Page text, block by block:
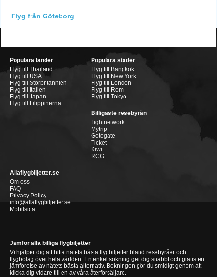
Flyg från Göteborg
Populära länder
Flyg till Thailand
Flyg till USA
Flyg till Storbritannien
Flyg till Italien
Flyg till Japan
Flyg till Filippinerna
Populära städer
Flyg till Bangkok
Flyg till New York
Flyg till London
Flyg till Rom
Flyg till Tokyo
Billigaste resebyrån
flightnetwork
Mytrip
Gotogate
Ticket
Kiwi
RCG
Allaflygbiljetter.se
Om oss
FAQ
Privacy Policy
info@allaflygbiljetter.se
Mobilsida
Jämför alla billiga flygbiljetter
Vi hjälper dig att hitta nätets bästa flygbiljetter bland resebyråer och
flygbolag över hela världen. En enkel sökning ger dig snabbt och gratis en
jämförelse av nätets bästa alternativ. Bokningen gör du smidigt genom att
klicka dig vidare till en av våra återförsäljare.